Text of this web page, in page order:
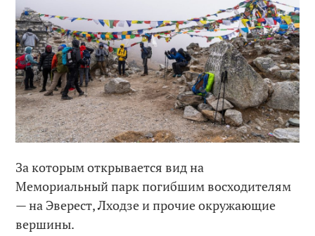
За которым открывается вид на
Мемориальный парк погибшим восходителям
— на Эверест, Лходзе и прочие окружающие
вершины.